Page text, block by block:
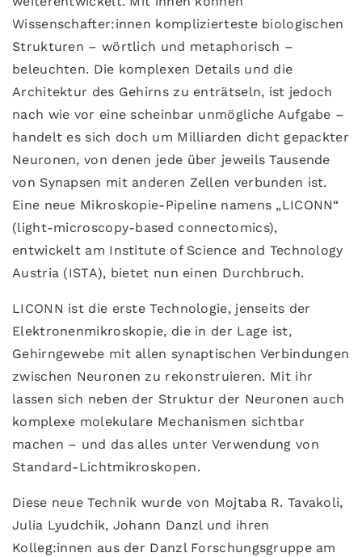
Wissenschafter:innen komplizierteste biologischen
Strukturen – wörtlich und metaphorisch –
beleuchten. Die komplexen Details und die
Architektur des Gehirns zu enträtseln, ist jedoch
nach wie vor eine scheinbar unmögliche Aufgabe –
handelt es sich doch um Milliarden dicht gepackter
Neuronen, von denen jede über jeweils Tausende
von Synapsen mit anderen Zellen verbunden ist.
Eine neue Mikroskopie-Pipeline namens „LICONN“
(light-microscopy-based connectomics),
entwickelt am Institute of Science and Technology
Austria (ISTA), bietet nun einen Durchbruch.
LICONN ist die erste Technologie, jenseits der
Elektronenmikroskopie, die in der Lage ist,
Gehirngewebe mit allen synaptischen Verbindungen
zwischen Neuronen zu rekonstruieren. Mit ihr
lassen sich neben der Struktur der Neuronen auch
komplexe molekulare Mechanismen sichtbar
machen – und das alles unter Verwendung von
Standard-Lichtmikroskopen.
Diese neue Technik wurde von Mojtaba R. Tavakoli,
Julia Lyudchik, Johann Danzl und ihren
Kolleg:innen aus der Danzl Forschungsgruppe am